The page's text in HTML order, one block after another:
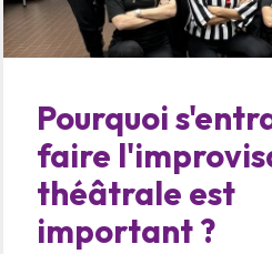
Pourquoi
faire
théâtrale est
important ?